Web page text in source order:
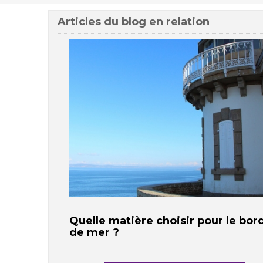
Articles du blog en relation
Quelle matière choisir pour le
de mer ?